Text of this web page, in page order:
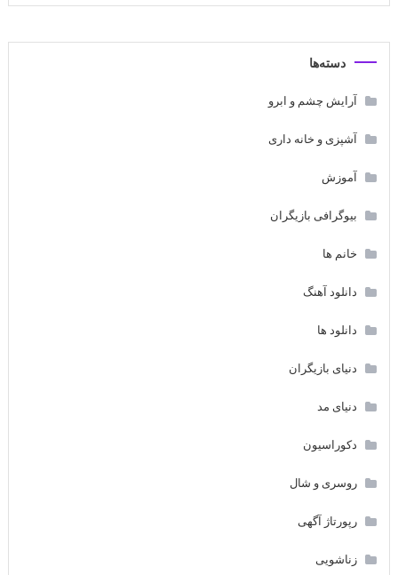
دسته‌ها
آرایش چشم و ابرو
آشپزی و خانه داری
آموزش
بیوگرافی بازیگران
خانم ها
دانلود آهنگ
دانلود ها
دنیای بازیگران
دنیای مد
دکوراسیون
روسری و شال
رپورتاژ آگهی
زناشویی